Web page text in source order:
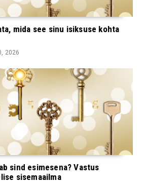
mida see sinu isiksuse kohta
2026
sind esimesena? Vastus
sisemaailma